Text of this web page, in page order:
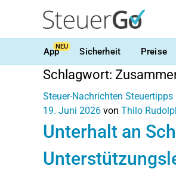
AppNEU Sicherheit Preise
Schlagwort:
Steuer-Nachrichten Steuertipps
19. Juni 2026 von Thilo
Unterhalt an